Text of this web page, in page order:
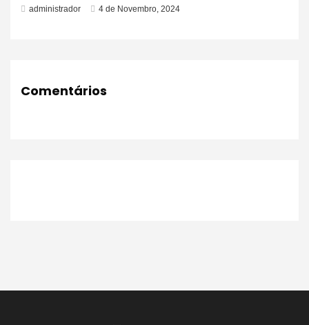
administrador 4 de Novembro, 2024
Comentários